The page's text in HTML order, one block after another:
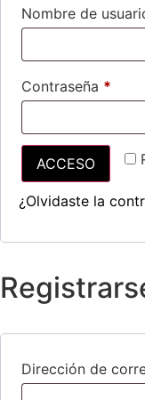
Nombre de
Contraseña *
ACCESO
¿Olvidaste la
Dirección de